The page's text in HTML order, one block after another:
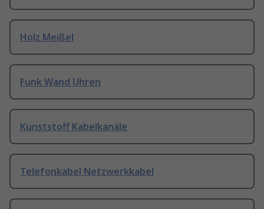
Holz Meißel
Funk Wand Uhren
Kunststoff Kabelkanäle
Telefonkabel Netzwerkkabel